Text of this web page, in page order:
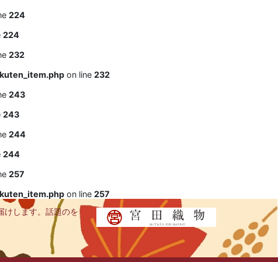
224
224
232
on line 232
243
243
244
244
257
on line 257
けします。話題のを